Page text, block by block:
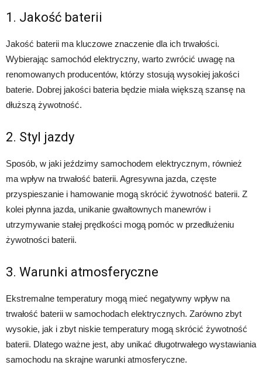
1. Jakość baterii
Jakość baterii ma kluczowe znaczenie dla ich trwałości.
Wybierając samochód elektryczny, warto zwrócić uwagę na
renomowanych producentów, którzy stosują wysokiej jakości
baterie. Dobrej jakości bateria będzie miała większą szansę na
dłuższą żywotność.
2. Styl jazdy
Sposób, w jaki jeździmy samochodem elektrycznym, również
ma wpływ na trwałość baterii. Agresywna jazda, częste
przyspieszanie i hamowanie mogą skrócić żywotność baterii. Z
kolei płynna jazda, unikanie gwałtownych manewrów i
utrzymywanie stałej prędkości mogą pomóc w przedłużeniu
żywotności baterii.
3. Warunki atmosferyczne
Ekstremalne temperatury mogą mieć negatywny wpływ na
trwałość baterii w samochodach elektrycznych. Zarówno zbyt
wysokie, jak i zbyt niskie temperatury mogą skrócić żywotność
baterii. Dlatego ważne jest, aby unikać długotrwałego wystawiania
samochodu na skrajne warunki atmosferyczne.